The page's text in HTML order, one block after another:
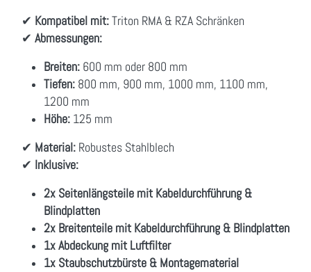
✔ Kompatibel mit:Triton RMA & RZA Schränken
✔ Abmessungen:
Breiten: 600 mm oder 800 mm
Tiefen: 800 mm, 900 mm, 1000 mm, 1100 mm,
1200 mm
Höhe: 125 mm
✔ Material: Robustes Stahlblech
✔ Inklusive:
2x Seitenlängsteile mit Kabeldurchführung &
Blindplatten
2x Breitenteile mit Kabeldurchführung & Blindplatten
1x Abdeckung mit Luftfilter
1x Staubschutzbürste & Montagematerial